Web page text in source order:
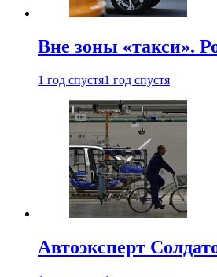
Вне зоны «такси».
1 год спустя1 год спустя
Автоэксперт